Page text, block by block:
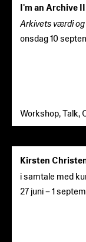
I'm an Archive
Arkivets værdi
onsdag 10
Workshop, Talk,
Kirsten
i samtale med
27 juni–1